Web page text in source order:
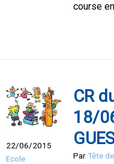
course
22/06/2015
Ecole
CR
18/
ParTête